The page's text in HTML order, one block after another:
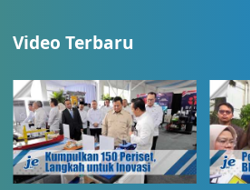
Video Terbaru